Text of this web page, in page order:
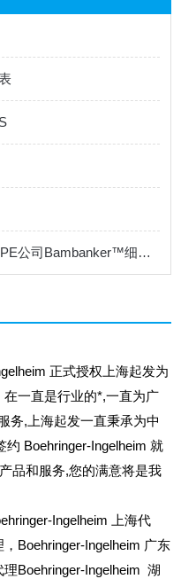
日本NIPPON Genetics EUROPE公司Bambanker™细胞冻存液产品手册
正式授权上海起发为
在一直是行业的*,一直为广
务,上海起发一直秉承为中
Boehringer-Ingelheim 就
品和服务,您的满意将是我
Ingelheim 上海代
Boehringer-Ingelheim 广东
Boehringer-Ingelheim 湖